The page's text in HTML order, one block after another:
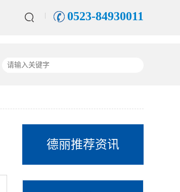
0523-84930011
德丽推荐资讯